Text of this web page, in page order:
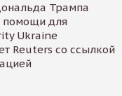
Трампа
помощи для
Ukraine
Reuters со ссылкой